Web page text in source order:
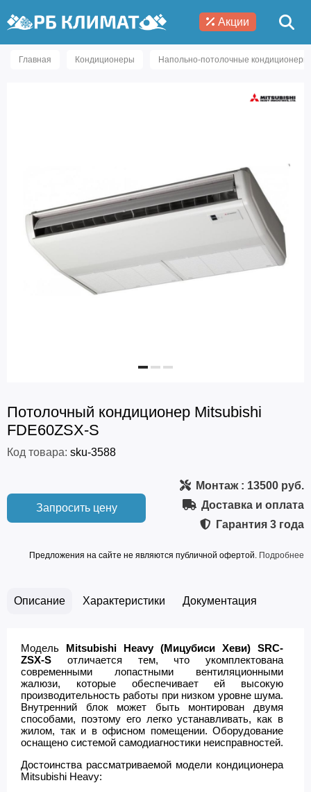
Акции
Главная Кондиционеры Напольно-потолочные кондиционеры
Потолочный кондиционер Mitsubishi
FDE60ZSX-S
Код товара: sku-3588
Запросить цену
Монтаж: 13500 руб.
Доставка и оплата
Гарантия 3 года
Предложения на сайте не являются публичной офертой. Подробнее
Описание Характеристики Документация
Модель Mitsubishi Heavy (Мицубиси Хеви) SRC-
ZSX-S отличается тем, что укомплектована
современными лопастными вентиляционными
жалюзи, которые обеспечивает ей высокую
производительность работы при низком уровне шума.
Внутренний блок может быть монтирован двумя
способами, поэтому его легко устанавливать, как в
жилом, так и в офисном помещении. Оборудование
оснащено системой самодиагностики неисправностей.
Достоинства рассматриваемой модели кондиционера
Mitsubishi Heavy: